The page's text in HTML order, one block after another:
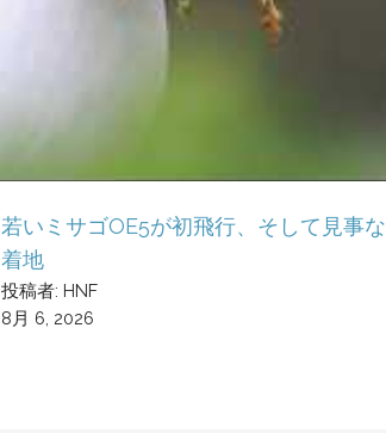
若いミサゴOE5が初飛行、そして見事な
着地
投稿者: HNF
8月 6, 2026